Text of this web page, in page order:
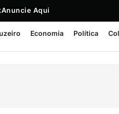
Anuncie Aqui
Economia Política